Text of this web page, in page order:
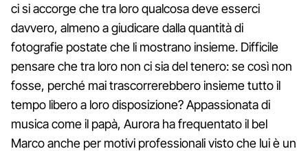
ci si accorge che tra loro qualcosa deve esserci
davvero, almeno a giudicare dalla quantità di
fotografie postate che li mostrano insieme. Difficile
pensare che tra loro non ci sia del tenero: se così non
fosse, perché mai trascorrerebbero insieme tutto il
tempo libero a loro disposizione? Appassionata di
musica come il papà, Aurora ha frequentato il bel
Marco anche per motivi professionali visto che lui è un